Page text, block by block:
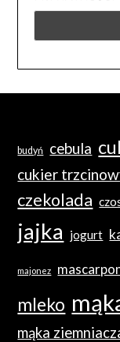
budyń cebula
cukier
czekolada
jajka jogurt
majonez
mleko
mąka